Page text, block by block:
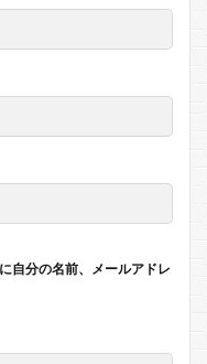
自分の名前、メールアドレ